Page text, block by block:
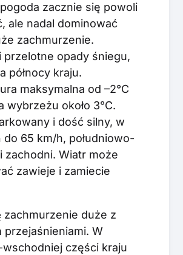
pogoda zacznie się powoli
ale nadal dominować
zachmurzenie.
przelotne opady śniegu,
północy kraju.
maksymalna od –2°C
wybrzeżu około 3°C.
i dość silny, w
do 65 km/h, południowo-
zachodni. Wiatr może
zawieje i zamiecie
zachmurzenie duże z
przejaśnieniami. W
wschodniej części kraju